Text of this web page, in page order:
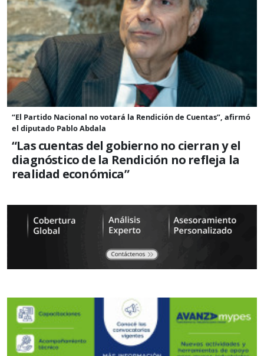
“El Partido Nacional no votará la Rendición de Cuentas”, afirmó
el diputado Pablo Abdala
“Las cuentas del gobierno no cierran y el
diagnóstico de la Rendición no refleja la
realidad económica”